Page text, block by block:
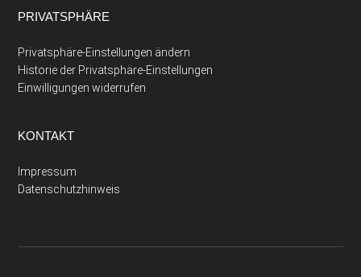
PRIVATSPHÄRE
Privatsphäre-Einstellungen ändern
Historie der Privatsphäre-Einstellungen
Einwilligungen widerrufen
KONTAKT
Impressum
Datenschutzhinweis